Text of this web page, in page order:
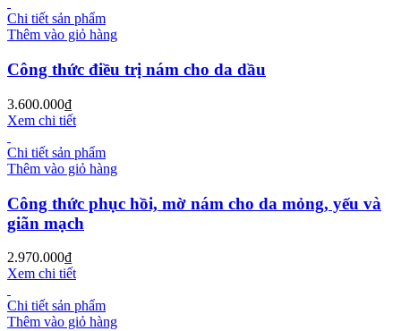
Chi tiết sản phẩm
Thêm vào giỏ hàng
Công thức điều trị nám cho da dầu
3.600.000₫
Xem chi tiết
Chi tiết sản phẩm
Thêm vào giỏ hàng
Công thức phục hồi, mờ nám cho da mỏng, yếu và
giãn mạch
2.970.000₫
Xem chi tiết
Chi tiết sản phẩm
Thêm vào giỏ hàng